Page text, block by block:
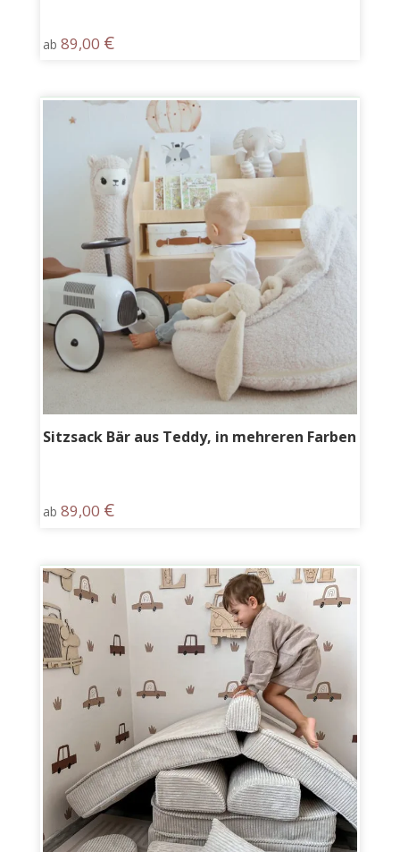
ab89,00 €
Sitzsack Bär aus Teddy, in mehreren Farben
ab89,00 €